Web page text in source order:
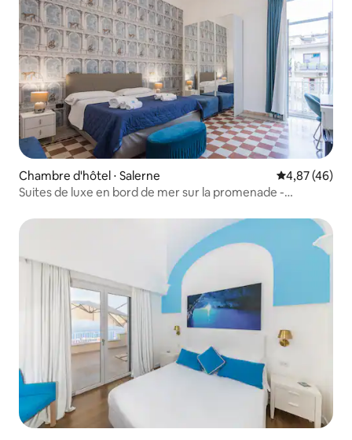
Chambre d'hôtel ⋅ Salerne Évaluation
4,87 (46)
Suites de luxe en bord de mer sur la promenade -